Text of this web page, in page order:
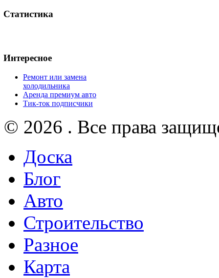
Статистика
Интересное
Ремонт или замена
холодильника
Аренда премиум авто
Тик-ток подписчики
© 2026 . Все права
Доска
Блог
Авто
Строительство
Разное
Карта